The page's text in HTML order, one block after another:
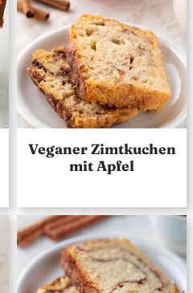
Veganer Zimtkuchen
mit Apfel